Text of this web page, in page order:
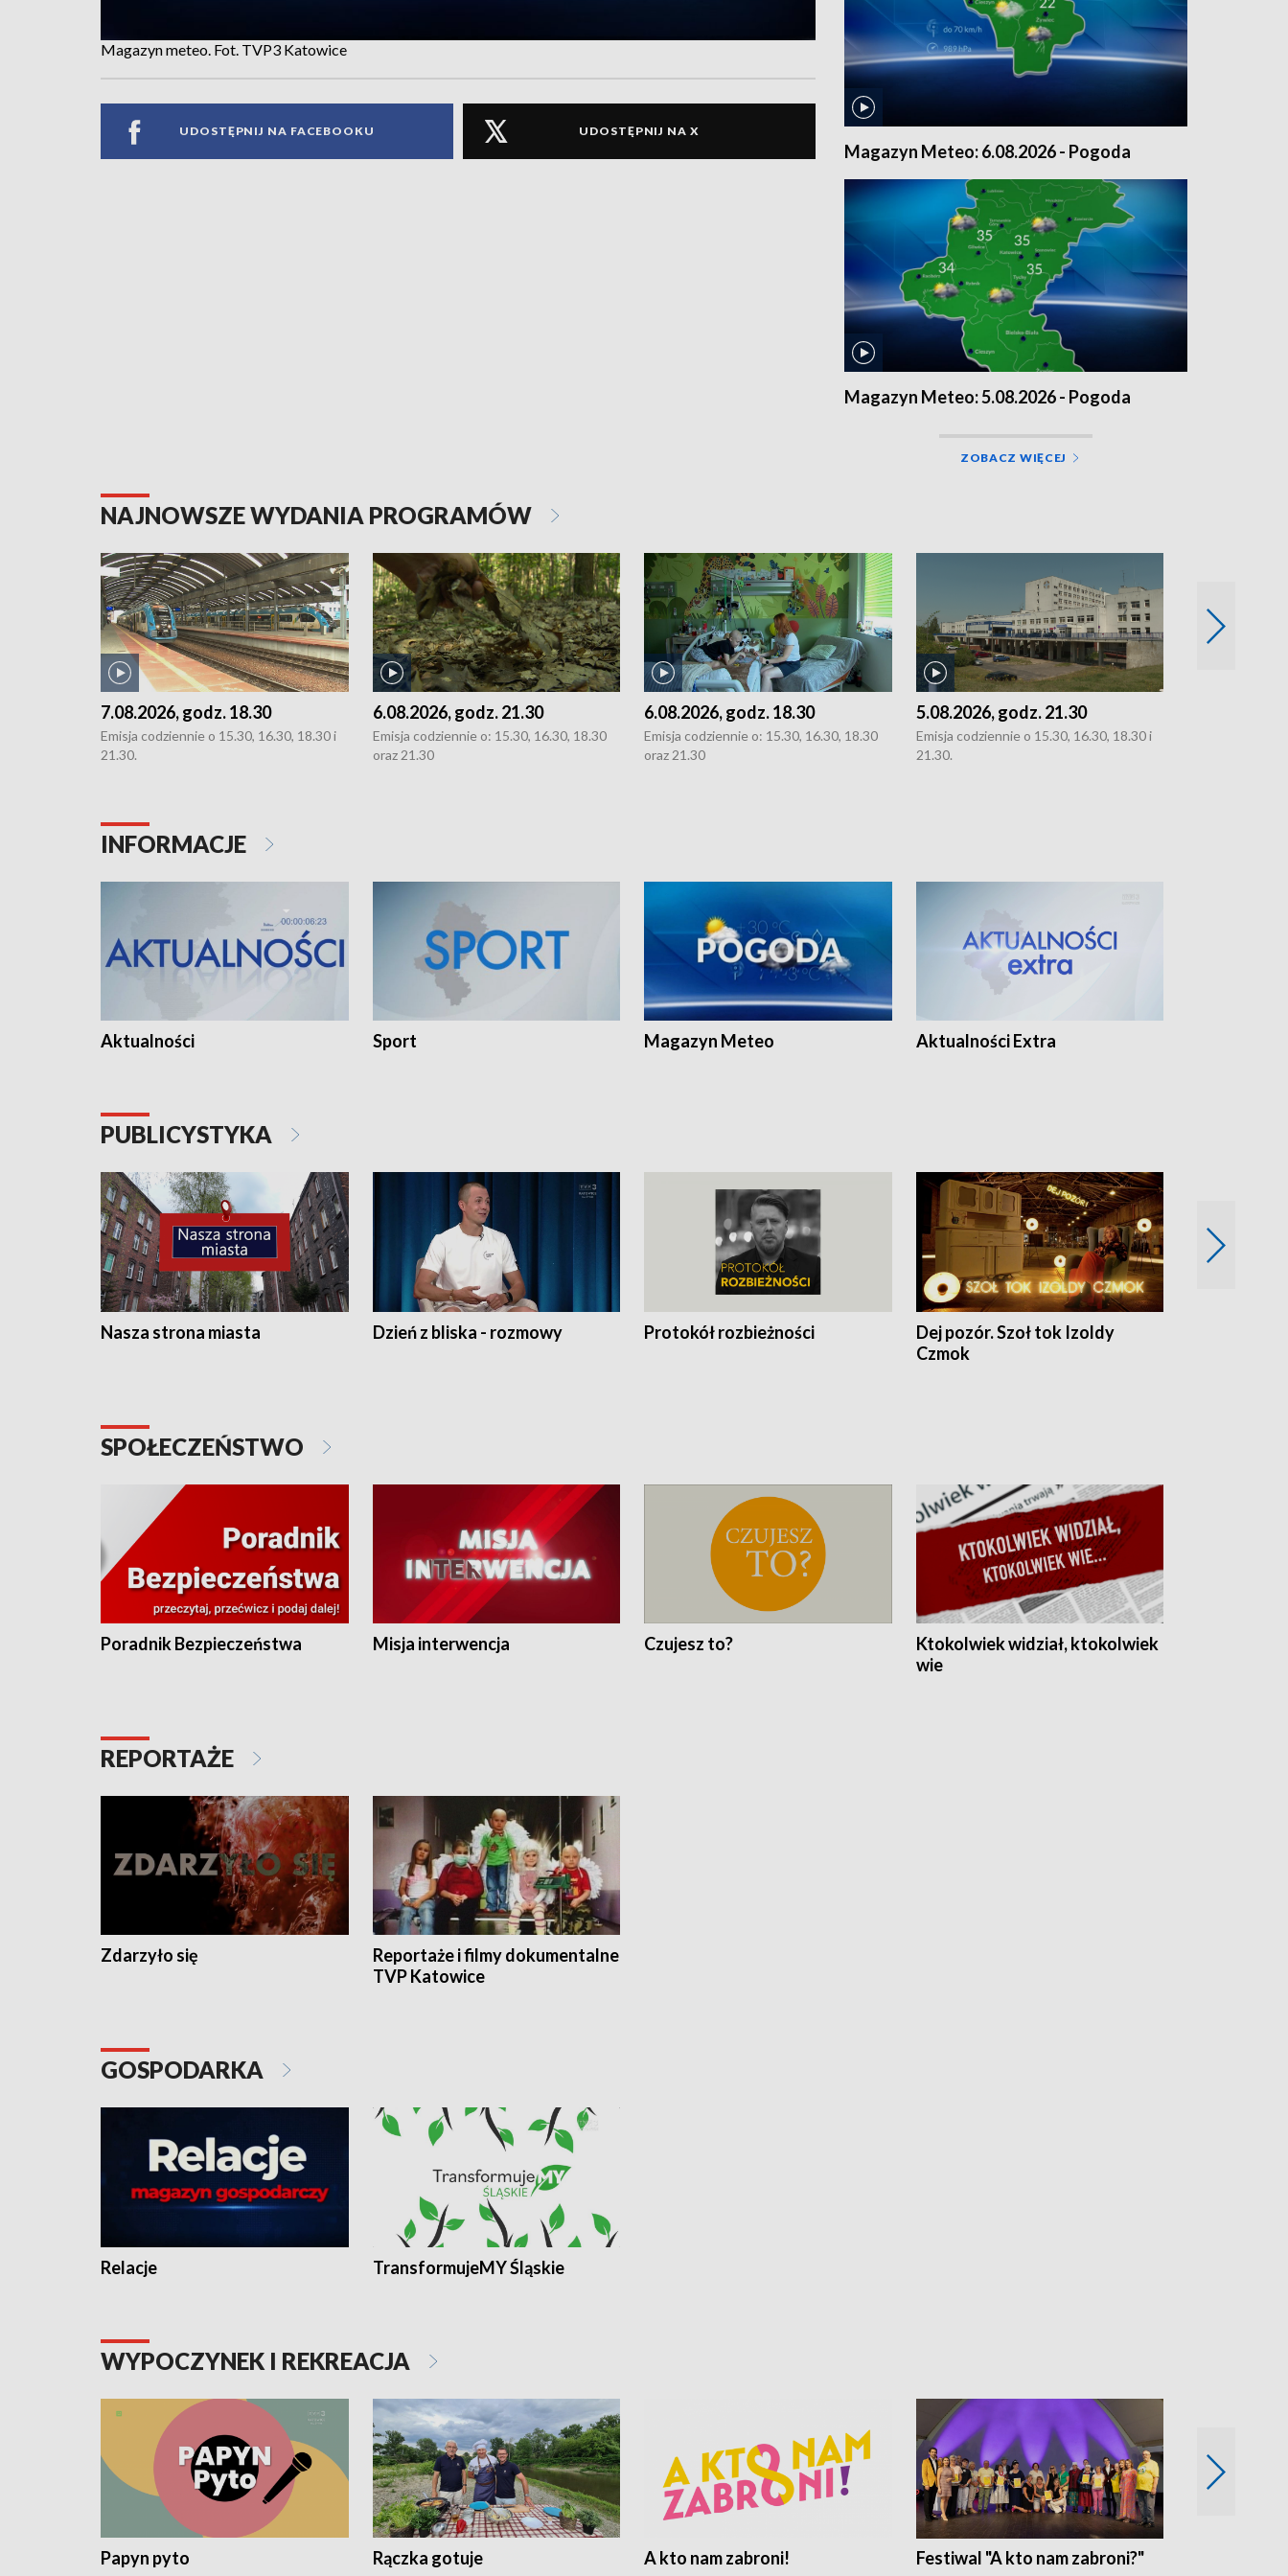
Magazyn meteo. Fot. TVP3 Katowice
UDOSTĘPNIJ NA FACEBOOKU UDOSTĘPNIJ NA X
Magazyn Meteo: 6.08.2026 - Pogoda
Magazyn Meteo: 5.08.2026 - Pogoda
ZOBACZ WIĘCEJ
NAJNOWSZE WYDANIA PROGRAMÓW
7.08.2026, godz. 18.30
Emisja codziennie o 15.30, 16.30, 18.30 i
21.30.
6.08.2026, godz. 21.30
Emisja codziennie o: 15.30, 16.30, 18.30
oraz 21.30
6.08.2026, godz. 18.30
Emisja codziennie o: 15.30, 16.30, 18.30
oraz 21.30
5.08.2026, godz. 21.30
Emisja codziennie o 15.30, 16.30, 18.30 i
21.30.
INFORMACJE
Aktualności Sport Magazyn Meteo Aktualności Extra
PUBLICYSTYKA
Nasza strona miasta Dzień z bliska - rozmowy Protokół rozbieżności
Dej pozór. Szoł tok Izoldy
Czmok
SPOŁECZEŃSTWO
Poradnik Bezpieczeństwa Misja interwencja Czujesz to?
Ktokolwiek widział, ktokolwiek
wie
REPORTAŻE
Zdarzyło się
Reportaże i filmy dokumentalne
TVP Katowice
GOSPODARKA
Relacje TransformujeMY Śląskie
WYPOCZYNEK I REKREACJA
Papyn pyto Rączka gotuje A kto nam zabroni! Festiwal "A kto nam zabroni?"